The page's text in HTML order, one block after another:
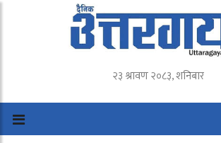
२३ श्रावण २०८३, शनिबार